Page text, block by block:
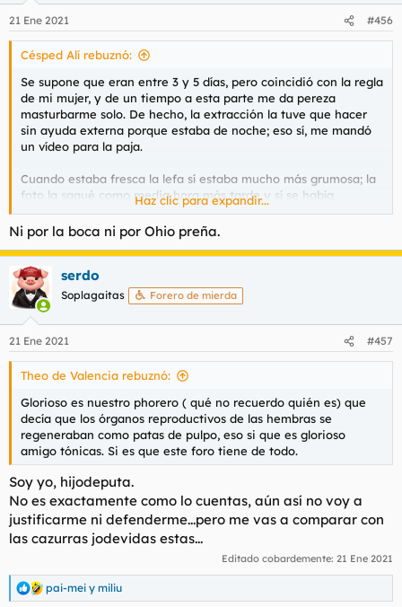
e
s
21 Ene 2021 #456
Césped Alí rebuznó:
Se supone que eran entre 3 y 5 días, pero coincidió con la regla
de mi mujer, y de un tiempo a esta parte me da pereza
masturbarme solo. De hecho, la extracción la tuve que hacer
sin ayuda externa porque estaba de noche; eso sí, me mandó
un vídeo para la paja.
Cuando estaba fresca la lefa sí estaba mucho más grumosa; la
foto la saqué como media hora más tarde y sí se había
liquidificado bastante (a mí también me sorprendió)
Los resultados estarán en 2-3 días, aunque oficialmente tengo
cita con el urólogo el 28; mañana o pasado me dirán bajo
manga los resultados.
Haz clic para expandir...
Ni por la boca ni por Ohio preña.
serdo
Soplagaitas Forero de mierda
21 Ene 2021 #457
Theo de Valencia rebuznó:
Glorioso es nuestro phorero ( qué no recuerdo quién es) que
decía que los órganos reproductivos de las hembras se
regeneraban como patas de pulpo, eso si que es glorioso
amigo tónicas. Si es que este foro tiene de todo.
Soy yo, hijodeputa.
No es exactamente como lo cuentas, aún así no voy a
justificarme ni defenderme...pero me vas a comparar con
las cazurras jodevidas estas...
Editado cobardemente: 21 Ene 2021
R
pai-mei y miliu